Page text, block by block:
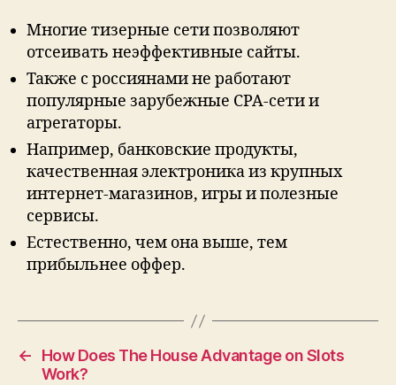
Многие тизерные сети позволяют
отсеивать неэффективные сайты.
Также с россиянами не работают
популярные зарубежные CPA-сети и
агрегаторы.
Например, банковские продукты,
качественная электроника из крупных
интернет-магазинов, игры и полезные
сервисы.
Естественно, чем она выше, тем
прибыльнее оффер.
←
How Does The House Advantage on Slots
Work?